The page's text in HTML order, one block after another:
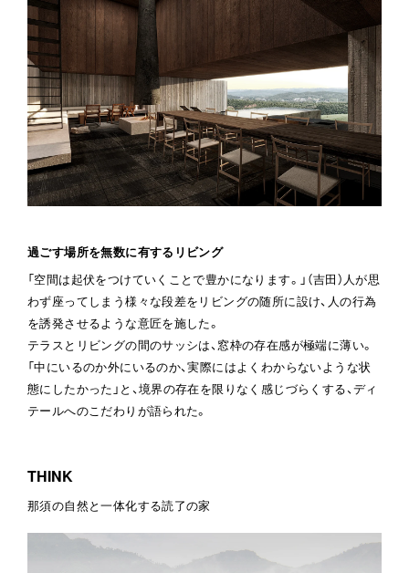
過ごす場所を無数に有するリビング
「空間は起伏をつけていくことで豊かになります。」（吉田）人が思
わず座ってしまう様々な段差をリビングの随所に設け、人の行為
を誘発させるような意匠を施した。
テラスとリビングの間のサッシは、窓枠の存在感が極端に薄い。
「中にいるのか外にいるのか、実際にはよくわからないような状
態にしたかった」と、境界の存在を限りなく感じづらくする、ディ
テールへのこだわりが語られた。
THINK
那須の自然と一体化する読了の家